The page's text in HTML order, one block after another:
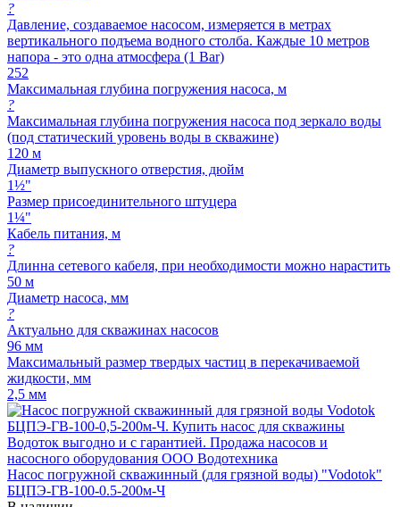
?
Давление, создаваемое насосом, измеряется в метрах
вертикального подъема водного столба. Каждые 10 метров
напора - это одна атмосфера (1 Bar)
252
Максимальная глубина погружения насоса, м
?
Максимальная глубина погружения насоса под зеркало воды
(под статический уровень воды в скважине)
120 м
Диаметр выпускного отверстия, дюйм
1½"
Размер присоединительного штуцера
1¼"
Кабель питания, м
?
Длинна сетевого кабеля, при необходимости можно нарастить
50 м
Диаметр насоса, мм
?
Актуально для скважинах насосов
96 мм
Максимальный размер твердых частиц в перекачиваемой
жидкости, мм
2,5 мм
Насос погружной скважинный (для грязной воды) "Vodotok"
БЦПЭ-ГВ-100-0.5-200м-Ч